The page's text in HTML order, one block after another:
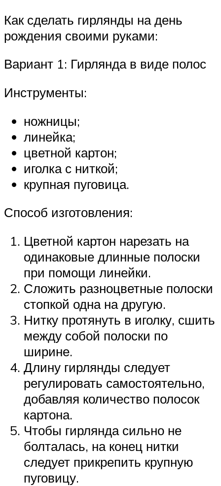
Как сделать гирлянды на день
рождения своими руками:
Вариант 1: Гирлянда в виде полос
Инструменты:
ножницы;
линейка;
цветной картон;
иголка с ниткой;
крупная пуговица.
Способ изготовления:
Цветной картон нарезать на
одинаковые длинные полоски
при помощи линейки.
Сложить разноцветные полоски
стопкой одна на другую.
Нитку протянуть в иголку, сшить
между собой полоски по
ширине.
Длину гирлянды следует
регулировать самостоятельно,
добавляя количество полосок
картона.
Чтобы гирлянда сильно не
болталась, на конец нитки
следует прикрепить крупную
пуговицу.